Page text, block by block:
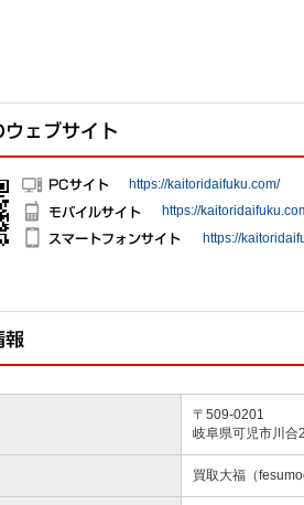
https://kaitoridaifuku.com/
https://
https://
〒509-0201
岐阜県可児市川合
買取大福（